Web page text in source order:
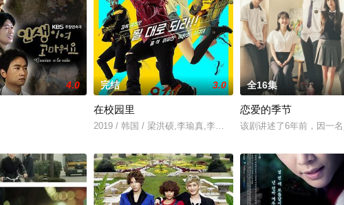
，深知要想不被瞧不起就必须让自己变得更强。于是，他一直保持着第一，不管在哪
4.0 完结 3.0
在校园里
2019 / 韩国 / 梁洪硕,李瑜真,李夏莹,???,???,???,李龙女
全16集
恋爱的季节
该剧讲述了6年前，因一